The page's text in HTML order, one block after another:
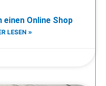
einen Online Shop
LESEN »